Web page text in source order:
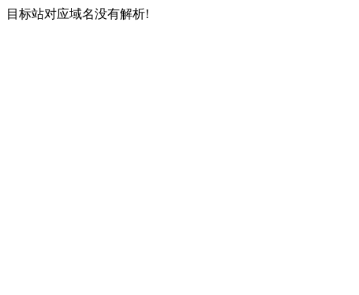
目标站对应域名没有解析!